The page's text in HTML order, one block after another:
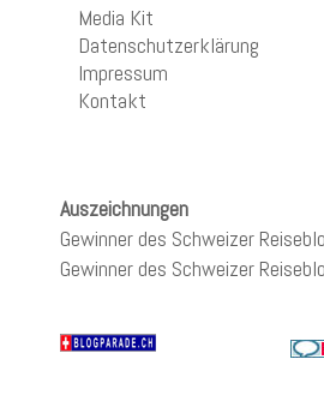
Media Kit
Datenschutzerklärung
Impressum
Kontakt
Auszeichnungen
Gewinner des Schweizer
Gewinner des Schweizer